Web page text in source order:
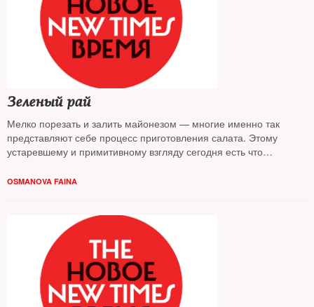
Зеленый рай
Мелко порезать и залить майонезом — многие именно так
представляют себе процесс приготовления салата. Этому
устаревшему и примитивному взгляду сегодня есть что
перспективу — попытался The New Times
OSMANOVA FAINA